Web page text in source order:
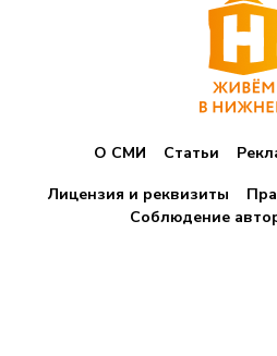
О СМИ Статьи
Лицензия и реквизиты
Соблюдение